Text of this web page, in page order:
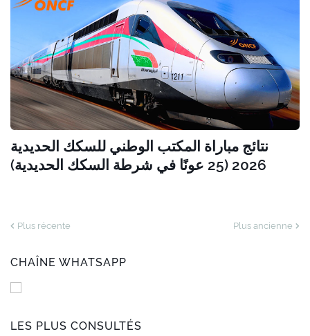
نتائج مباراة المكتب الوطني للسكك الحديدية
2026 (25 عونًا في شرطة السكك الحديدية)
Plus récente Plus ancienne
CHAÎNE WHATSAPP
LES PLUS CONSULTÉS